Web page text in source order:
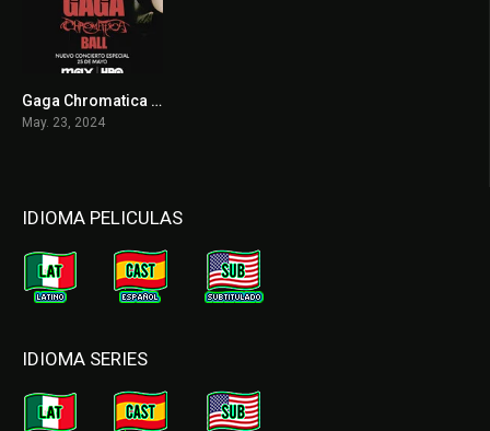
8.6Gaga Chromatica Ball
May. 23, 2024
IDIOMA PELICULAS
IDIOMA SERIES